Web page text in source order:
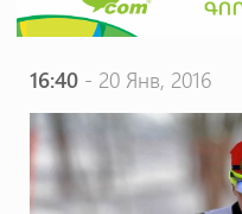
16:40- 20 Янв, 2016